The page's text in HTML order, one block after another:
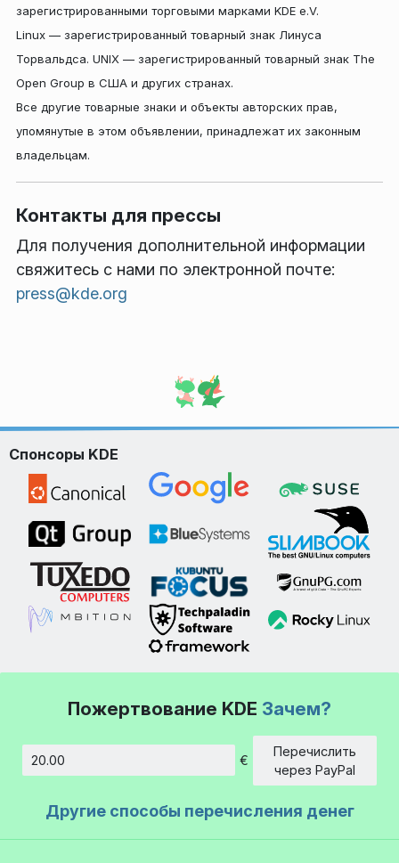
зарегистрированными торговыми марками KDE e.V.
Linux — зарегистрированный товарный знак Линуса
Торвальдса. UNIX — зарегистрированный товарный знак The
Open Group в США и других странах.
Все другие товарные знаки и объекты авторских прав,
упомянутые в этом объявлении, принадлежат их законным
владельцам.
Контакты для прессы
Для получения дополнительной информации
свяжитесь с нами по электронной почте:
press@kde.org
Спонсоры KDE
Пожертвование KDE Зачем?
€
Перечислить
через PayPal
Другие способы перечисления денег